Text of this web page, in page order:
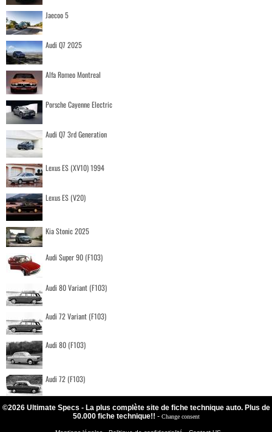
Jaecoo 5
Audi Q7 2025
Alfa Romeo Montreal
Porsche Cayenne Electric
Audi Q7 3rd Generation
Lexus ES (XV10) 1994
Lexus ES (V20)
Kia Stonic 2025
Audi Super 90 (F103)
Audi 80 Variant (F103)
Audi 72 Variant (F103)
Audi 80 (F103)
Audi 72 (F103)
©2026 Ultimate Specs - La plus complète site de fiche technique auto. Plus de
50.000 fiche technique!! - Change consent